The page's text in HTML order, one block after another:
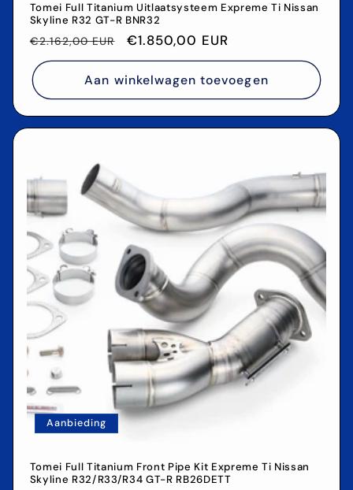
Tomei Full Titanium Uitlaatsysteem Expreme Ti Nissan
Skyline R32 GT-R BNR32
Normale
prijs
€2.162,00 EUR Aanbiedingsprijs
€1.850,00 EUR
Aan winkelwagen toevoegen
Aanbieding
Tomei Full Titanium Front Pipe Kit Expreme Ti Nissan
Skyline R32/R33/R34 GT-R RB26DETT